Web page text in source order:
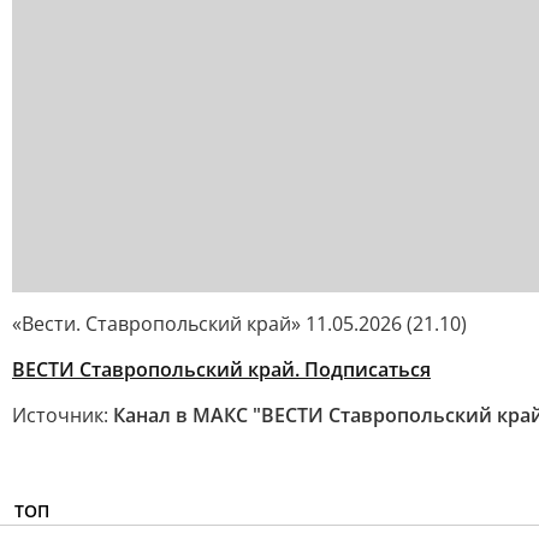
«Вести. Ставропольский край» 11.05.2026 (21.10)
ВЕСТИ Ставропольский край. Подписаться
Источник: Канал в МАКС "ВЕСТИ Ставропольский
ТОП